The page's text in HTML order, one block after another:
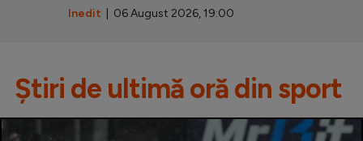
Inedit | 06 August 2026, 19:00
Știri de ultimă oră din sport